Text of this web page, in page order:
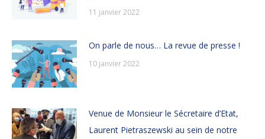
11 janvier 2022
On parle de nous… La revue de presse !
10 janvier 2022
Venue de Monsieur le Sécretaire d’Etat,
Laurent Pietraszewski au sein de notre